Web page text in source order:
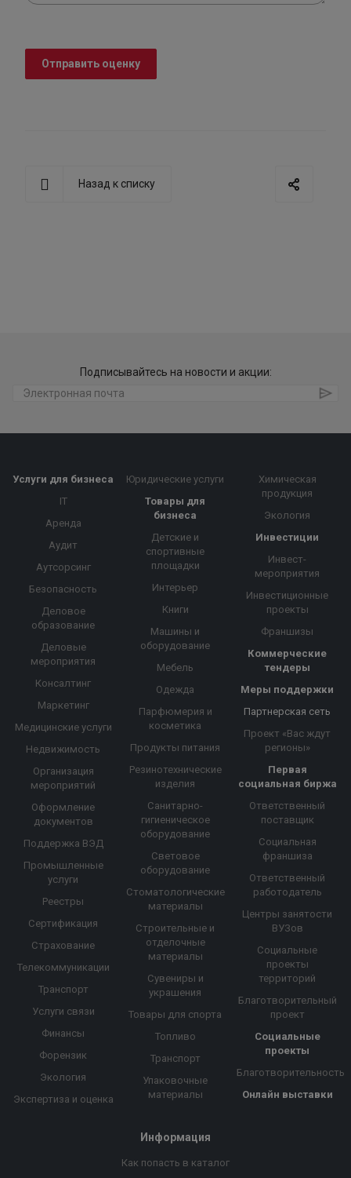
Отправить оценку
Назад к списку
Подписывайтесь на новости и акции:
Услуги для бизнеса
IT
Аренда
Аудит
Аутсорсинг
Безопасность
Деловое
образование
Деловые
мероприятия
Консалтинг
Маркетинг
Медицинские услуги
Недвижимость
Организация
мероприятий
Оформление
документов
Поддержка ВЭД
Промышленные
услуги
Реестры
Сертификация
Страхование
Телекоммуникации
Транспорт
Услуги связи
Финансы
Форензик
Экология
Экспертиза и оценка
Юридические услуги
Товары для
бизнеса
Детские и
спортивные
площадки
Интерьер
Книги
Машины и
оборудование
Мебель
Одежда
Парфюмерия и
косметика
Продукты питания
Резинотехнические
изделия
Санитарно-
гигиеническое
оборудование
Световое
оборудование
Стоматологические
материалы
Строительные и
отделочные
материалы
Сувениры и
украшения
Товары для спорта
Топливо
Транспорт
Упаковочные
материалы
Химическая
продукция
Экология
Инвестиции
Инвест-
мероприятия
Инвестиционные
проекты
Франшизы
Коммерческие
тендеры
Меры поддержки
Партнерская сеть
Проект «Вас ждут
регионы»
Первая
социальная биржа
Ответственный
поставщик
Социальная
франшиза
Ответственный
работодатель
Центры занятости
ВУЗов
Социальные
проекты
территорий
Благотворительный
проект
Социальные
проекты
Благотворительность
Онлайн выставки
Информация
Как попасть в каталог